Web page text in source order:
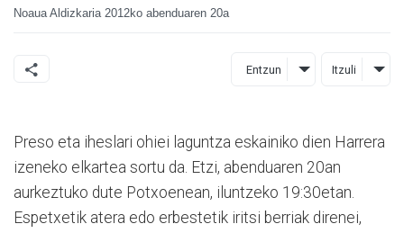
Noaua Aldizkaria 2012ko abenduaren 20a
Entzun Itzuli
Preso eta iheslari ohiei laguntza eskainiko dien Harrera
izeneko elkartea sortu da. Etzi, abenduaren 20an
aurkeztuko dute Potxoenean, iluntzeko 19:30etan.
Espetxetik atera edo erbestetik iritsi berriak direnei,